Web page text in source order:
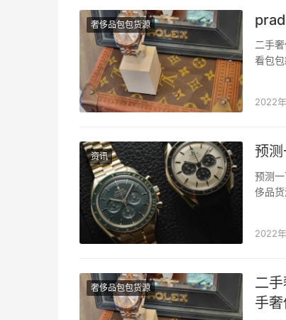
奢侈品包包货源
二手
看包
2022
资讯 预
预测
侈品
2022
奢侈品包包货源
二
手